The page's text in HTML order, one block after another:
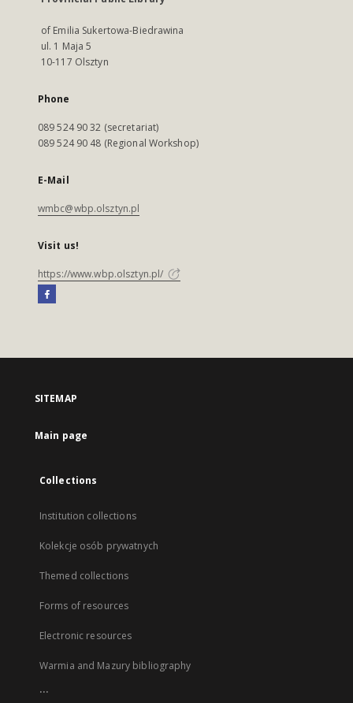
of Emilia Sukertowa-Biedrawina
ul. 1 Maja 5
10-117 Olsztyn
Phone
089 524 90 32 (secretariat)
089 524 90 48 (Regional Workshop)
E-Mail
wmbc@wbp.olsztyn.pl
Visit us!
https://www.wbp.olsztyn.pl/
SITEMAP
Main page
Collections
Institution collections
Kolekcje osób prywatnych
Themed collections
Forms of resources
Electronic resources
Warmia and Mazury bibliography
...